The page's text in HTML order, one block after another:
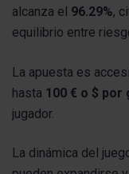
alcanza el 96.29%,
equilibrio entre
La apuesta es
hasta 100 € o $ por
jugador.
La dinámica del